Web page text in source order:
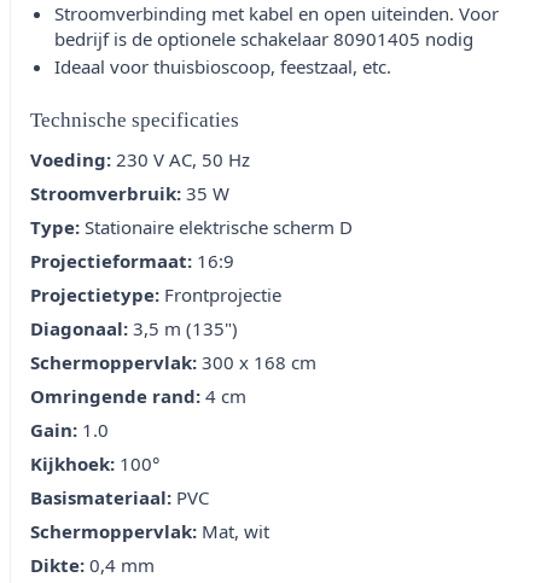
Stroomverbinding met kabel en open uiteinden. Voor
bedrijf is de optionele schakelaar 80901405 nodig
Ideaal voor thuisbioscoop, feestzaal, etc.
Technische specificaties
Voeding: 230 V AC, 50 Hz
Stroomverbruik: 35 W
Type: Stationaire elektrische scherm D
Projectieformaat: 16:9
Projectietype: Frontprojectie
Diagonaal: 3,5 m (135")
Schermoppervlak: 300 x 168 cm
Omringende rand: 4 cm
Gain: 1.0
Kijkhoek: 100°
Basismateriaal: PVC
Schermoppervlak: Mat, wit
Dikte: 0,4 mm